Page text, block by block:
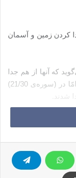
کردن زمین و آسمان
که آنها از هم جدا
بودند، و بعد به هم گرویدند؛ سوره‌ی (41/11) امّا در (سوره‌ی 21/30)
شدند.
اِئْتِيَا طَوْعاً أَوْ